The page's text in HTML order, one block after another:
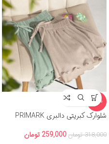
-19%
شلوارک کبریتی دالبری PRIMARK
318,000 تومان 259,000 تومان